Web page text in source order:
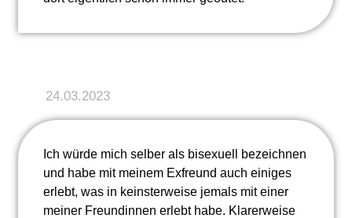
24.03.2023
Ich würde mich selber als bisexuell bezeichnen
und habe mit meinem Exfreund auch einiges
erlebt, was in keinsterweise jemals mit einer
meiner Freundinnen erlebt habe. Klarerweise